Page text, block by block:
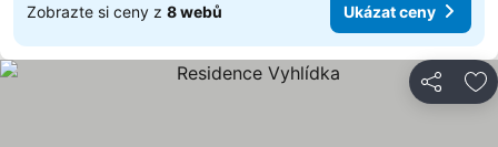
Zobrazte si ceny z 8 webů Ukázat ceny
Sdílet